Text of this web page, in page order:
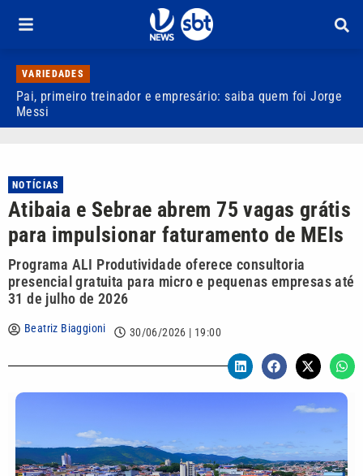
VARIEDADES
Pai, primeiro treinador e empresário: saiba quem foi Jorge
Messi
NOTÍCIAS
Atibaia e Sebrae abrem 75 vagas grátis
para impulsionar faturamento de MEIs
Programa ALI Produtividade oferece consultoria
presencial gratuita para micro e pequenas empresas até
31 de julho de 2026
Beatriz Biaggioni 30/06/2026 | 19:00